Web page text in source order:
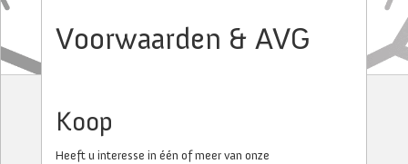
Voorwaarden & AVG
Koop
Heeft u interesse in één of meer van onze